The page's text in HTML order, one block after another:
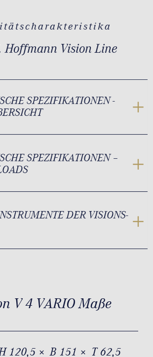
Hoffmann Vision Line
SPEZIFIKATIONEN -
SPEZIFIKATIONEN –
DER VISIONS-
V 4 VARIO Maße
120,5 × B 151 × T 62,5